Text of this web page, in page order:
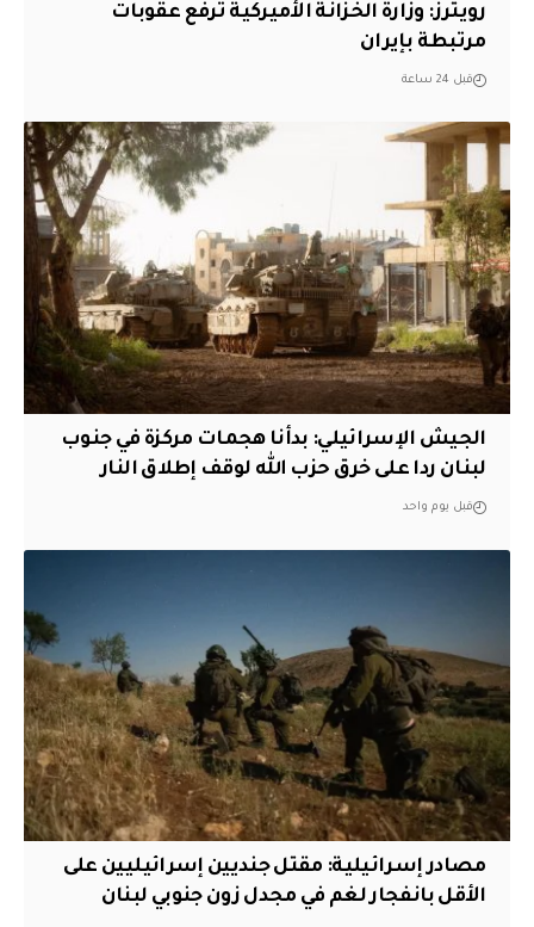
‏رويترز: وزارة الخزانة الأميركية ترفع عقوبات
مرتبطة بإيران
قبل 24 ساعة
الجيش الإسرائيلي: بدأنا هجمات مركزة في جنوب
لبنان ردا على خرق حزب الله لوقف إطلاق النار
قبل يوم واحد
مصادر إسرائيلية: مقتل جنديين إسرائيليين على
الأقل بانفجار لغم في مجدل زون جنوبي لبنان